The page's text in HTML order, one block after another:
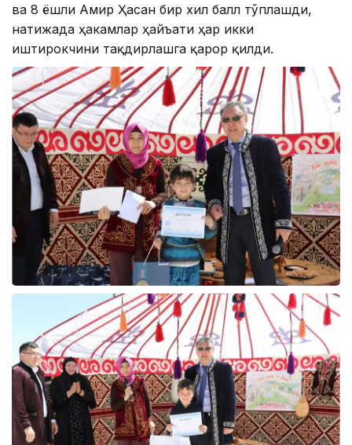
ва 8 ёшли Амир Ҳасан бир хил балл тўплашди,
натижада ҳакамлар ҳайъати ҳар икки
иштирокчини тақдирлашга қарор қилди.